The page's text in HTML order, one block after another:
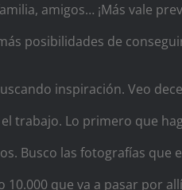
amigos… ¡Más vale
posibilidades de
inspiración. Veo
trabajo. Lo primero que
Busco las fotografías
que va a pasar por